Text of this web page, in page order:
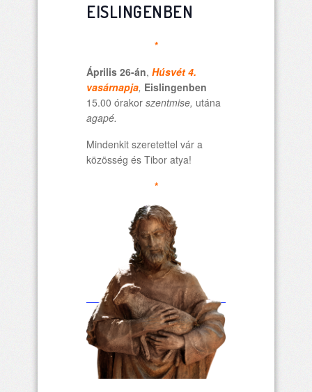
EISLINGENBEN
*
Április 26-án, Húsvét 4.
vasárnapja, Eislingenben
15.00 órakor szentmise, utána
agapé.
Mindenkit szeretettel vár a
közösség és Tibor atya!
*